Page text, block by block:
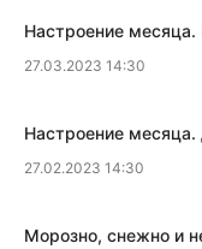
​Настроение месяца.
27.03.2023 14:30
Настроение
27.02.2023 14:30
Морозно, снежно и